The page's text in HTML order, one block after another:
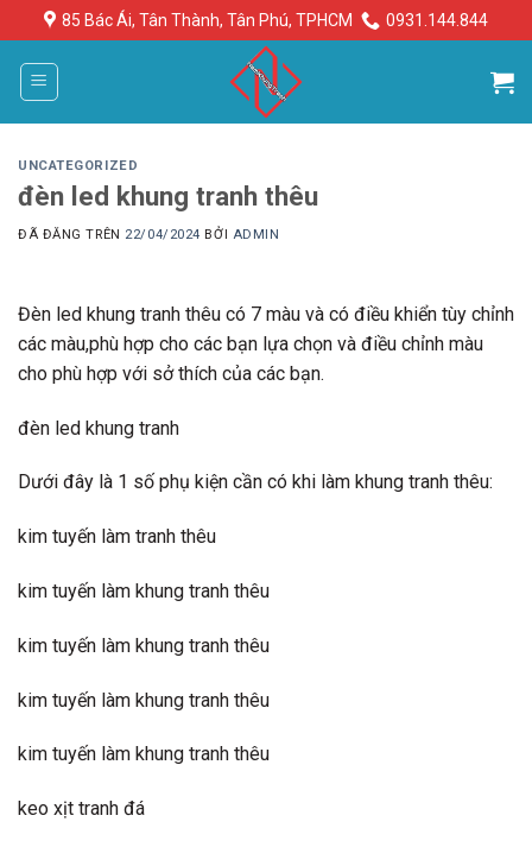
Chuyển
đến
nội
dung
85 Bác Ái, Tân Thành, Tân Phú, TPHCM 0931.144.844
UNCATEGORIZED
đèn led khung tranh thêu
ĐÃ ĐĂNG TRÊN 22/04/2024 BỞI ADMIN
Đèn led khung tranh thêu có 7 màu và có điều khiển tùy chỉnh
các màu,phù hợp cho các bạn lựa chọn và điều chỉnh màu
cho phù hợp với sở thích của các bạn.
đèn led khung tranh
Dưới đây là 1 số phụ kiện cần có khi làm khung tranh thêu:
kim tuyến làm tranh thêu
kim tuyến làm khung tranh thêu
kim tuyến làm khung tranh thêu
kim tuyến làm khung tranh thêu
kim tuyến làm khung tranh thêu
keo xịt tranh đá